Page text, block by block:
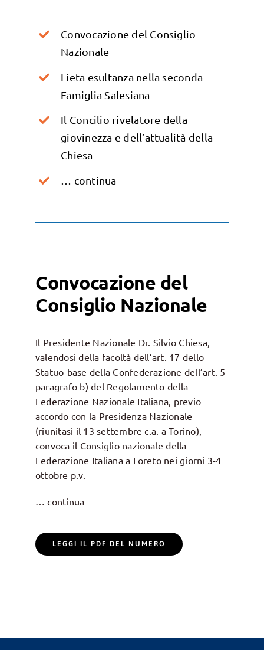
Convocazione del Consiglio
Nazionale
Lieta esultanza nella seconda
Famiglia Salesiana
Il Concilio rivelatore della
giovinezza e dell’attualità della
Chiesa
… continua
Convocazione del
Consiglio Nazionale
Il Presidente Nazionale Dr. Silvio Chiesa,
valendosi della facoltà dell’art. 17 dello
Statuo-base della Confederazione dell’art. 5
paragrafo b) del Regolamento della
Federazione Nazionale Italiana, previo
accordo con la Presidenza Nazionale
(riunitasi il 13 settembre c.a. a Torino),
convoca il Consiglio nazionale della
Federazione Italiana a Loreto nei giorni 3-4
ottobre p.v.
… continua
LEGGI IL PDF DEL NUMERO